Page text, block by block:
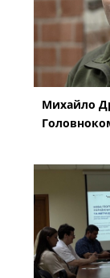
Михайло